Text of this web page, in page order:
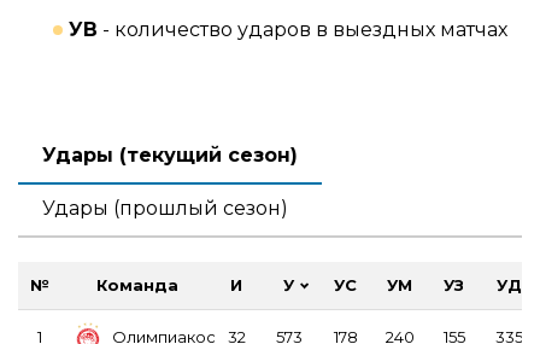
УВ - количество ударов в выездных матчах
Удары (текущий сезон)
Удары (прошлый сезон)
№ Команда И У УС УМ УЗ УД
1 Олимпиакос 32 573 178 240 155 335